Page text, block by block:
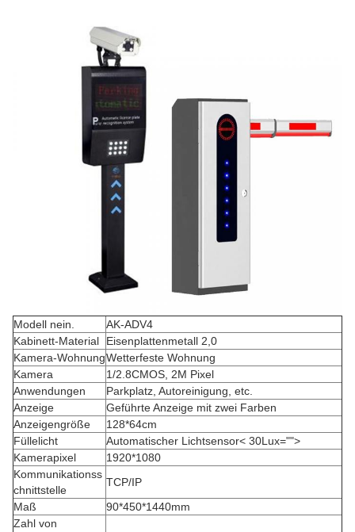
Modell nein.
AK-ADV4
Kabinett-Material
Eisenplattenmetall 2,0
Kamera-WohnungWetterfeste Wohnung
Kamera
1/2.8CMOS, 2M Pixel
Anwendungen
Parkplatz, Autoreinigung, etc.
Anzeige
Geführte Anzeige mit zwei Farben
Anzeigengröße
128*64cm
Füllelicht
Automatischer Lichtsensor< 30Lux="">
Kamerapixel
1920*1080
Kommunikationss
chnittstelle
TCP/IP
Maß
90*450*1440mm
Zahl von